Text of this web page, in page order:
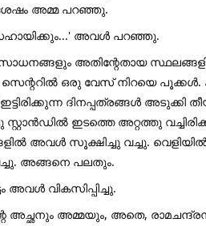
അമ്മ പറഞ്ഞു.
അവൾ പറഞ്ഞു.
അതിന്റേതായ
സെന്ററിൽ ഒരു വേസ് നിറയെ
ദിനപ്പത്രങ്ങൾ അടുക്കി
ഇടത്തെ അറ്റത്തു
അവൾ സൂക്ഷിച്ചു വച്ചു.
അങ്ങനെ പലതും.
വികസിപ്പിച്ചു.
അച്ഛനും അമ്മയും, അതെ,